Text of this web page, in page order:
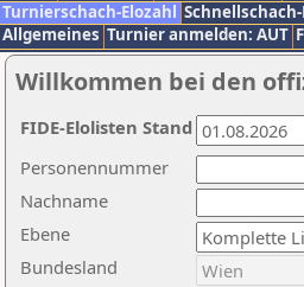
Turnierschach-Elozahl
Allgemeines Turnier anmelden: AUT
Willkommen bei den
Nachname
Ebene
Personennummer
Bundesland
FIDE-Elolisten Stand